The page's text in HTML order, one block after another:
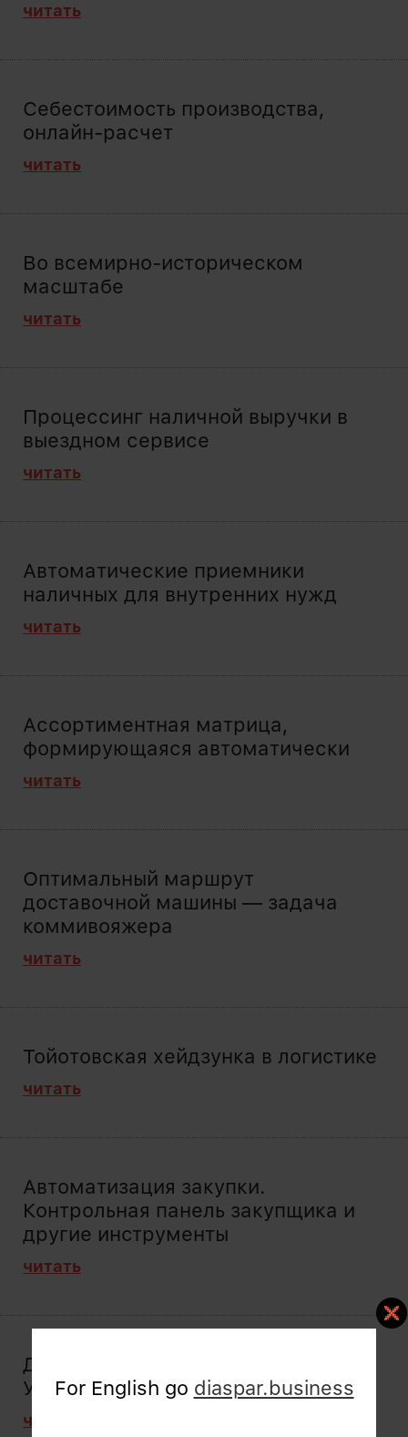
читать
Себестоимость производства,
онлайн-расчет
читать
Во всемирно-историческом
масштабе
читать
Процессинг наличной выручки в
выездном сервисе
читать
Автоматические приемники
наличных для внутренних нужд
читать
Ассортиментная матрица,
формирующаяся автоматически
читать
Оптимальный маршрут
доставочной машины — задача
коммивояжера
читать
Тойотовская хейдзунка в логистике
читать
Автоматизация закупки.
Контрольная панель закупщика и
другие инструменты
читать
Доставка в регионы оптовикам.
Учет мест и их содержимого
читать
For English go diaspar.business